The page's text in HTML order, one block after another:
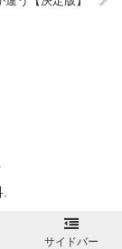
サイドバー